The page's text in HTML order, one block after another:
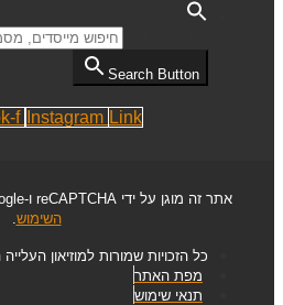
Search Button
f Instagram Link
אתר זה מוגן על ידי reCAPTCHA ו-Google
השימוש
כל הזכויות שמורות למוזיאון העלייה
מפת האתר
תנאי שימוש